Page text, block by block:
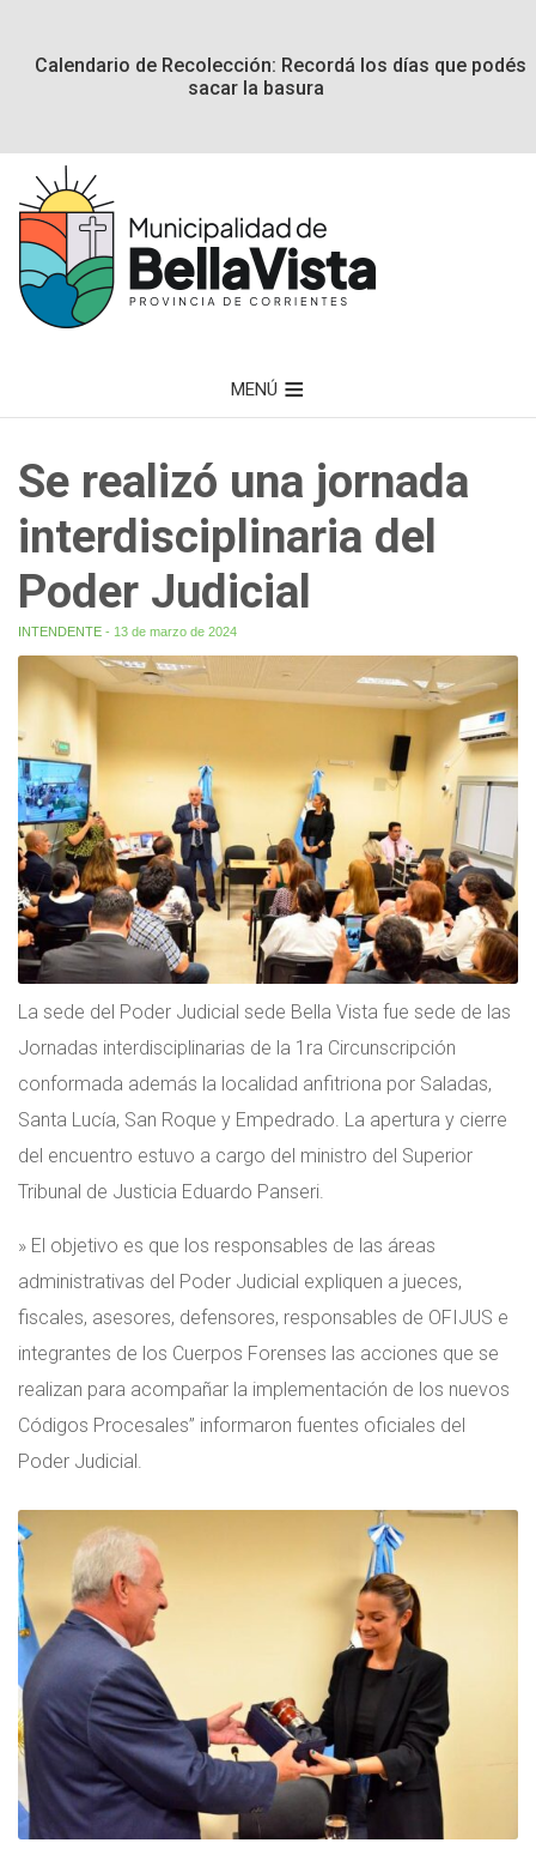
Calendario de Recolección: Recordá los días que podés
sacar la basura
MENÚ
Se realizó una jornada
interdisciplinaria del
Poder Judicial
INTENDENTE - 13 de marzo de 2024
La sede del Poder Judicial sede Bella Vista fue sede de las
Jornadas interdisciplinarias de la 1ra Circunscripción
conformada además la localidad anfitriona por Saladas,
Santa Lucía, San Roque y Empedrado. La apertura y cierre
del encuentro estuvo a cargo del ministro del Superior
Tribunal de Justicia Eduardo Panseri.
» El objetivo es que los responsables de las áreas
administrativas del Poder Judicial expliquen a jueces,
fiscales, asesores, defensores, responsables de OFIJUS e
integrantes de los Cuerpos Forenses las acciones que se
realizan para acompañar la implementación de los nuevos
Códigos Procesales” informaron fuentes oficiales del
Poder Judicial.